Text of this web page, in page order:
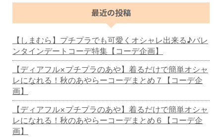
最近の投稿
【しまむら】プチプラでも可愛くオシャレ出来る♪バレ
ンタインデートコーデ特集【コーデ企画】
【ディアフル×プチプラのあや】着るだけで簡単オシャ
レになれる！秋のあやらーコーデまとめ７【コーデ企
画】
【ディアフル×プチプラのあや】着るだけで簡単オシャ
レになれる！秋のあやらーコーデまとめ６【コーデ企
画】